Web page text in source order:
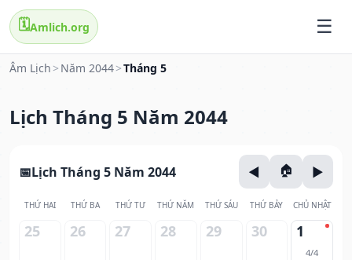
🗓️Amlich.org
Âm Lịch > Năm 2044>Tháng 5
Lịch Tháng 5 Năm 2044
Lịch Tháng 5 Năm 2044
THỨ HAI THỨ BA THỨ TƯ THỨ NĂM THỨ SÁU THỨ BẢY CHỦ NHẬT
25 26 27 28 29 30 1
4/4